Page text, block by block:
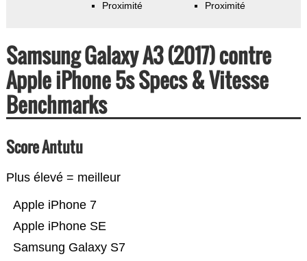
Proximité Proximité
Samsung Galaxy A3 (2017) contre
Apple iPhone 5s Specs & Vitesse
Benchmarks
Score Antutu
Plus élevé = meilleur
Samsung Galaxy S7
Apple iPhone SE
Apple iPhone 7